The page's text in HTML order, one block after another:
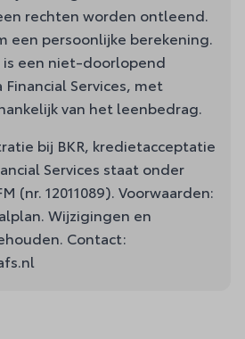
rechten worden ontleend.
een persoonlijke berekening.
is een niet-doorlopend
Services, met
van het leenbedrag.
bij BKR, kredietacceptatie
Services staat onder
(nr. 12011089). Voorwaarden:
Wijzigingen en
Contact: